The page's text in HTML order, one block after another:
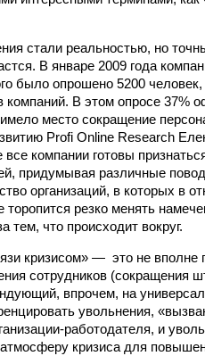
стали реальностью, но
В январе 2009 года
было опрошено 5200
компаний. В этом опросе 37%
место сокращение
Profi Online Research
все компании готовы
придумывая различные
организаций, в которых в
торопится резко менять
тем, что происходит вокруг.
кризисом» — это не
сотрудников (сокращения
впрочем, на
увольнения,
работодателя, и
кризиса для